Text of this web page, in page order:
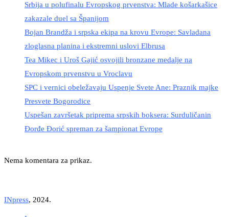
Srbija u polufinalu Evropskog prvenstva: Mlade košarkašice
zakazale duel sa Španijom
Bojan Brandža i srpska ekipa na krovu Evrope: Savladana
zloglasna planina i ekstremni uslovi Elbrusa
Tea Mikec i Uroš Gajić osvojili bronzane medalje na
Evropskom prvenstvu u Vroclavu
SPC i vernici obeležavaju Uspenje Svete Ane: Praznik majke
Presvete Bogorodice
Uspešan završetak priprema srpskih boksera: Surduličanin
Đorđe Đorić spreman za šampionat Evrope
Nema komentara za prikaz.
INpress, 2024.